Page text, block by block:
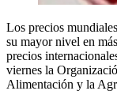
Los precios
su mayor nivel en
precios
viernes la
Alimentación y la